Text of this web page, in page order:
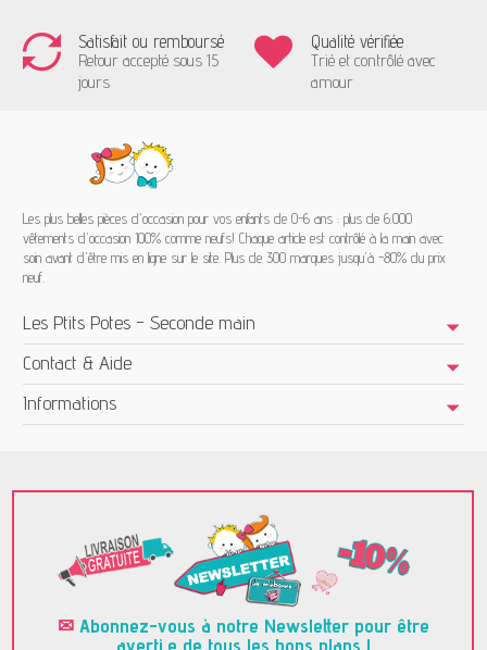
Satisfait ou remboursé
Retour accepté sous 15
jours
Qualité vérifiée
Trié et contrôlé avec
amour
Les plus belles pièces d'occasion pour vos enfants de 0-6 ans : plus de 6.000
vêtements d'occasion 100% comme neufs! Chaque article est contrôlé à la main avec
soin avant d'être mis en ligne sur le site. Plus de 300 marques jusqu'à -80% du prix
neuf.
Les Ptits Potes - Seconde main
Contact & Aide
Informations
✉ Abonnez-vous à notre Newsletter pour être
averti.e de tous les bons plans !